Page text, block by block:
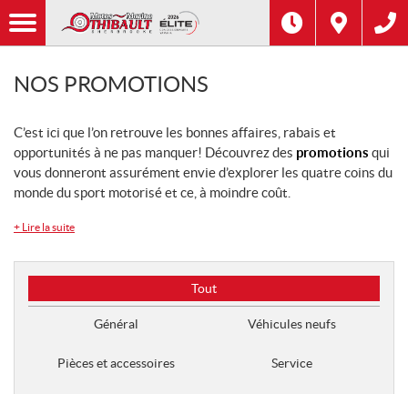
NOS PROMOTIONS
C’est ici que l’on retrouve les bonnes affaires, rabais et
opportunités à ne pas manquer! Découvrez des promotions qui
vous donneront assurément envie d’explorer les quatre coins du
monde du sport motorisé et ce, à moindre coût.
+ Lire la suite
y
Tout
Général Véhicules neufs
Pièces et accessoires Service